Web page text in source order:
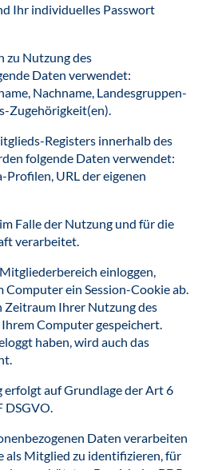
Ihr individuelles Passwort
zu Nutzung des
Daten verwendet:
Nachname, Landesgruppen-
Zugehörigkeit(en).
Registers innerhalb des
folgende Daten verwendet:
Profilen, URL der eigenen
Falle der Nutzung und für die
verarbeitet.
einloggen,
Computer ein Session-Cookie ab.
Zeitraum Ihrer Nutzung des
Computer gespeichert.
haben, wird auch das
auf Grundlage der Art 6
DSGVO.
Daten verarbeiten
als Mitglied zu identifizieren, für